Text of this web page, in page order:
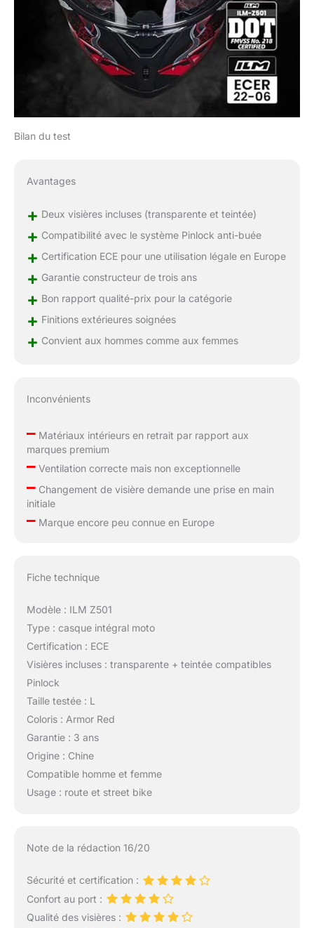
Bilan du test
Avantages
+ Deux visières incluses (transparente et teintée)
+ Compatibilité avec le système Pinlock anti-buée
+ Certification ECE pour une utilisation légale en Europe
+ Garantie constructeur de trois ans
+ Bon rapport qualité-prix pour la catégorie
+ Finitions extérieures soignées
+ Convient aux hommes comme aux femmes
Inconvénients
–Matériaux intérieurs en retrait par rapport aux
marques premium
–Ventilation correcte mais non exceptionnelle
–Changement de visière demande une prise en main
initiale
–Marque encore peu connue en Europe
Fiche technique
Modèle : ILM Z501
Type : casque intégral moto
Certification : ECE
Visières incluses : transparente + teintée compatibles
Pinlock
Taille testée : L
Coloris : Armor Red
Garantie : 3 ans
Origine : Chine
Compatible homme et femme
Usage : route et street bike
Note de la rédaction 16/20
Sécurité et certification :
Confort au port :
Qualité des visières :